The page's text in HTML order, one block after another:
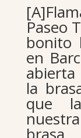
Paseo
bonito
en
la
que